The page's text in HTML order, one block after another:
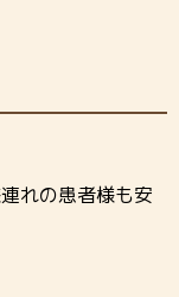
れの患者様も安